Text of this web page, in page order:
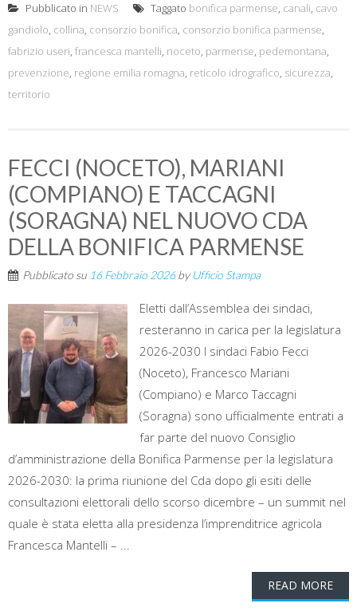
Pubblicato in NEWS Taggato bonifica parmense, canali, cavo
gandiolo, collina, consorzio bonifica, consorzio bonifica parmense,
fabrizio useri, francesca mantelli, noceto, parmense, pedemontana,
prevenzione, regione emilia romagna, reticolo idrografico, sicurezza,
territorio
FECCI (NOCETO), MARIANI
(COMPIANO) E TACCAGNI
(SORAGNA) NEL NUOVO CDA
DELLA BONIFICA PARMENSE
Pubblicato su 16 Febbraio 2026by Ufficio Stampa
Eletti dall’Assemblea dei sindaci,
resteranno in carica per la legislatura
2026-2030 I sindaci Fabio Fecci
(Noceto), Francesco Mariani
(Compiano) e Marco Taccagni
(Soragna) sono ufficialmente entrati a
far parte del nuovo Consiglio
d’amministrazione della Bonifica Parmense per la legislatura
2026-2030: la prima riunione del Cda dopo gli esiti delle
consultazioni elettorali dello scorso dicembre – un summit nel
quale è stata eletta alla presidenza l’imprenditrice agricola
Francesca Mantelli – ...
READ MORE